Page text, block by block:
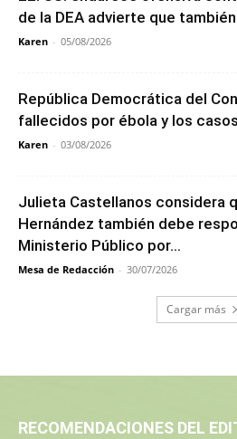
de la DEA advierte que
Karen - 05/08/2026
República Democrática del
fallecidos por ébola y los
Karen - 03/08/2026
Julieta Castellanos considera
Hernández también debe
Ministerio Público por...
Mesa de Redacción - 30/07/2026
Cargar más
RECOMENDACIONES DEL